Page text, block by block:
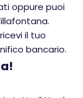
oppure puoi
il tuo
bancario.